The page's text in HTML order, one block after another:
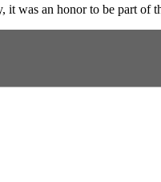
was an honor to be part of